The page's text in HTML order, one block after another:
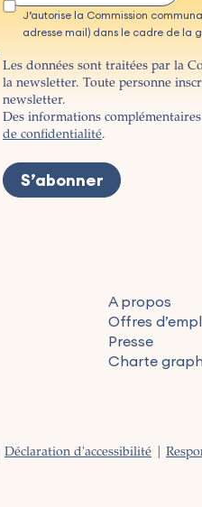
J’autorise la Commission
adresse mail) dans le cadre de la
Les données sont traitées par la
la newsletter. Toute personne
newsletter.
Des informations
de confidentialité.
A propos
Offres
Presse
Charte
Déclaration d'accessibilité